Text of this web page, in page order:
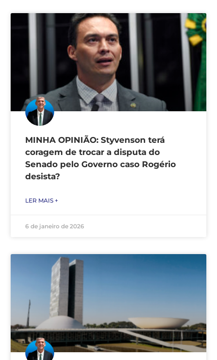
MINHA OPINIÃO: Styvenson terá
coragem de trocar a disputa do
Senado pelo Governo caso Rogério
desista?
LER MAIS +
6 de janeiro de 2026